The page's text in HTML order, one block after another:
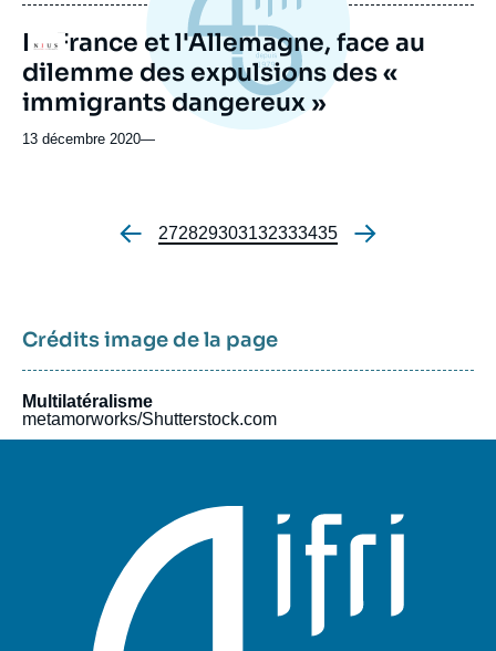
publication
Logo
La France et l'Allemagne, face au
dilemme des expulsions des «
immigrants dangereux »
13 décembre 2020—
Pagination
Page
27Page
28Page
29Page
30Page
31Page
32Page
33Page
34Page
35
Crédits image de la page
Multilatéralisme
metamorworks/Shutterstock.com